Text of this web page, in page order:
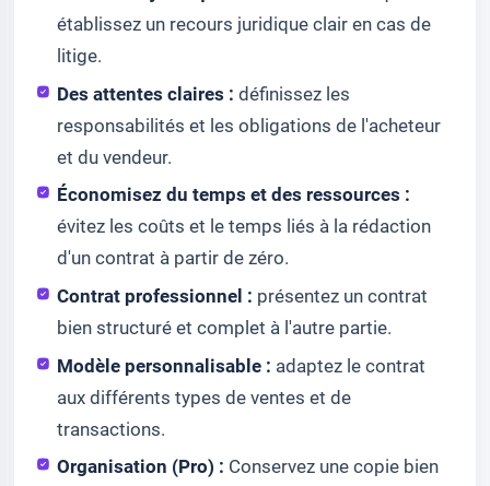
établissez un recours juridique clair en cas de
litige.
Des attentes claires : définissez les
responsabilités et les obligations de l'acheteur
et du vendeur.
Économisez du temps et des ressources :
évitez les coûts et le temps liés à la rédaction
d'un contrat à partir de zéro.
Contrat professionnel : présentez un contrat
bien structuré et complet à l'autre partie.
Modèle personnalisable : adaptez le contrat
aux différents types de ventes et de
transactions.
Organisation (Pro) : Conservez une copie bien